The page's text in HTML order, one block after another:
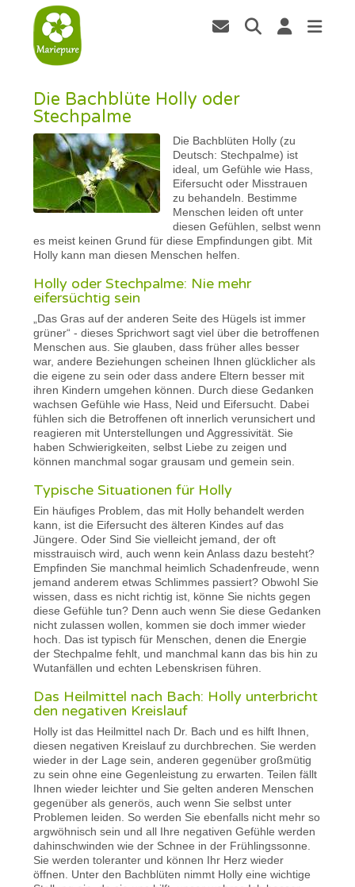
Die Bachblüte Holly oder
Stechpalme
Die Bachblüten Holly (zu
Deutsch: Stechpalme) ist
ideal, um Gefühle wie Hass,
Eifersucht oder Misstrauen
zu behandeln. Bestimme
Menschen leiden oft unter
diesen Gefühlen, selbst wenn
es meist keinen Grund für diese Empfindungen gibt. Mit
Holly kann man diesen Menschen helfen.
Holly oder Stechpalme: Nie mehr
eifersüchtig sein
„Das Gras auf der anderen Seite des Hügels ist immer
grüner“ - dieses Sprichwort sagt viel über die betroffenen
Menschen aus. Sie glauben, dass früher alles besser
war, andere Beziehungen scheinen Ihnen glücklicher als
die eigene zu sein oder dass andere Eltern besser mit
ihren Kindern umgehen können. Durch diese Gedanken
wachsen Gefühle wie Hass, Neid und Eifersucht. Dabei
fühlen sich die Betroffenen oft innerlich verunsichert und
reagieren mit Unterstellungen und Aggressivität. Sie
haben Schwierigkeiten, selbst Liebe zu zeigen und
können manchmal sogar grausam und gemein sein.
Typische Situationen für Holly
Ein häufiges Problem, das mit Holly behandelt werden
kann, ist die Eifersucht des älteren Kindes auf das
Jüngere. Oder Sind Sie vielleicht jemand, der oft
misstrauisch wird, auch wenn kein Anlass dazu besteht?
Empfinden Sie manchmal heimlich Schadenfreude, wenn
jemand anderem etwas Schlimmes passiert? Obwohl Sie
wissen, dass es nicht richtig ist, könne Sie nichts gegen
diese Gefühle tun? Denn auch wenn Sie diese Gedanken
nicht zulassen wollen, kommen sie doch immer wieder
hoch. Das ist typisch für Menschen, denen die Energie
der Stechpalme fehlt, und manchmal kann das bis hin zu
Wutanfällen und echten Lebenskrisen führen.
Das Heilmittel nach Bach: Holly unterbricht
den negativen Kreislauf
Holly ist das Heilmittel nach Dr. Bach und es hilft Ihnen,
diesen negativen Kreislauf zu durchbrechen. Sie werden
wieder in der Lage sein, anderen gegenüber großmütig
zu sein ohne eine Gegenleistung zu erwarten. Teilen fällt
Ihnen wieder leichter und Sie gelten anderen Menschen
gegenüber als generös, auch wenn Sie selbst unter
Problemen leiden. So werden Sie ebenfalls nicht mehr so
argwöhnisch sein und all Ihre negativen Gefühle werden
dahinschwinden wie der Schnee in der Frühlingssonne.
Sie werden toleranter und können Ihr Herz wieder
öffnen. Unter den Bachblüten nimmt Holly eine wichtige